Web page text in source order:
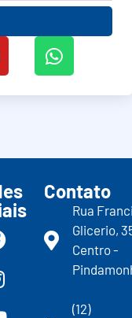
Contato
Rua
Glicerio,
Centro -
(12)